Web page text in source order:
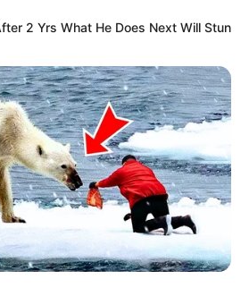
2 Yrs What He Does Next Will Stun